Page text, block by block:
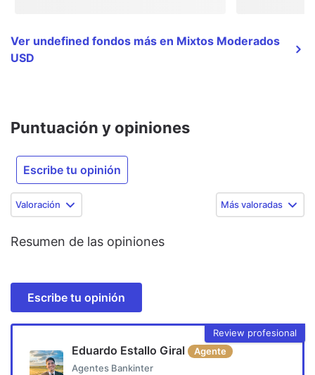
Ver undefined fondos más en Mixtos Moderados
USD
Puntuación y opiniones
Escribe tu opinión
Valoración Más valoradas
Resumen de las opiniones
Escribe tu opinión
Review profesional
Eduardo Estallo Giral
Agente
Agentes Bankinter